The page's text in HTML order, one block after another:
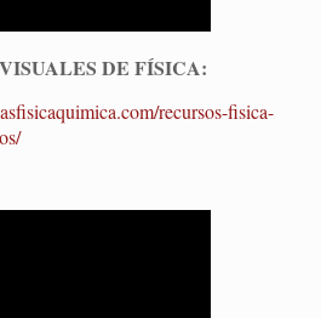
DE FÍSICA:
recursos-fisica-